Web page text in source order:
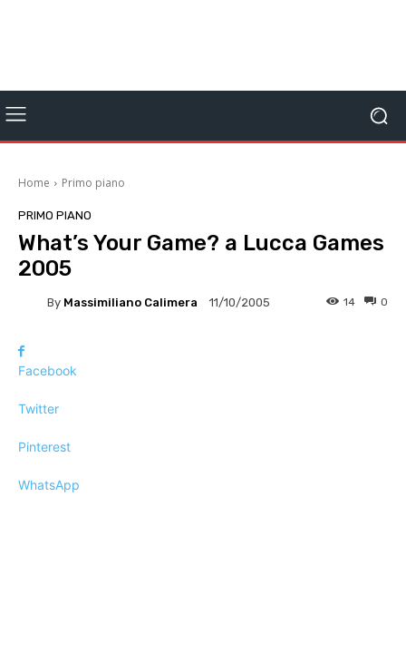
Home Primo piano
PRIMO PIANO
What’s Your Game? a Lucca Games
2005
By Massimiliano Calimera 11/10/2005 0
14
Facebook
Twitter
Pinterest
WhatsApp